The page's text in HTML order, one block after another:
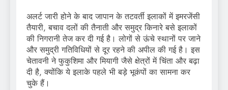
अलर्ट जारी होने के बाद जापान के तटवर्ती इलाकों में इमरजेंसी
तैयारी, बचाव दलों की तैनाती और समुद्र किनारे बसे इलाकों
की निगरानी तेज कर दी गई है। लोगों से ऊंचे स्थानों पर जाने
और समुद्री गतिविधियों से दूर रहने की अपील की गई है। इस
चेतावनी ने फुकुशिमा और मियागी जैसे क्षेत्रों में चिंता और बढ़ा
दी है, क्योंकि ये इलाके पहले भी बड़े भूकंपों का सामना कर
चुके हैं।